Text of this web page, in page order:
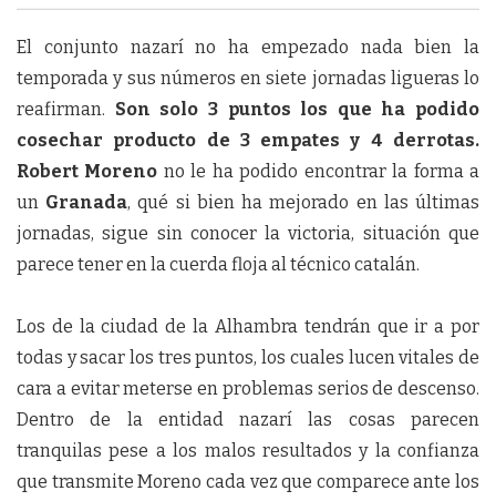
El conjunto nazarí no ha empezado nada bien la
temporada y sus números en siete jornadas ligueras lo
reafirman. Son solo 3 puntos los que ha podido
cosechar producto de 3 empates y 4 derrotas.
Robert Moreno no le ha podido encontrar la forma a
un Granada, qué si bien ha mejorado en las últimas
jornadas, sigue sin conocer la victoria, situación que
parece tener en la cuerda floja al técnico catalán.
Los de la ciudad de la Alhambra tendrán que ir a por
todas y sacar los tres puntos, los cuales lucen vitales de
cara a evitar meterse en problemas serios de descenso.
Dentro de la entidad nazarí las cosas parecen
tranquilas pese a los malos resultados y la confianza
que transmite Moreno cada vez que comparece ante los